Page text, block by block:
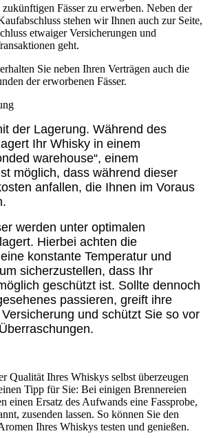
Fässer zu erwerben. Neben der
stehen wir Ihnen auch zur Seite,
etwaiger Versicherungen und
geht.
Sie neben Ihren Verträgen auch die
der erworbenen Fässer.
der Lagerung. Während des
Ihr Whisky in einem
warehouse“, einem
möglich, dass während dieser
anfallen, die Ihnen im Voraus
werden unter optimalen
Hierbei achten die
konstante Temperatur und
sicherzustellen, dass Ihr
geschützt ist. Sollte dennoch
passieren, greift ihre
und schützt Sie so vor
Qualität Ihres Whiskys selbst überzeugen
Tipp für Sie: Bei einigen Brennereien
einen Ersatz des Aufwands eine Fassprobe,
zusenden lassen. So können Sie den
Ihres Whiskys testen und genießen.